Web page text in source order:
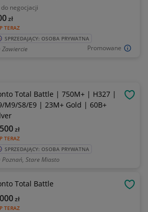
Promowane
do negocjacji
TERAZ
zł
SPRZEDAJĄCY: OSOBA PRYWATNA
Zawiercie
Total Battle | 750M+ | H327 |
M9/S8/E9 | 23M+ Gold | 60B+
TERAZ
zł
SPRZEDAJĄCY: OSOBA PRYWATNA
Poznań, Stare Miasto
Total Battle
TERAZ
zł